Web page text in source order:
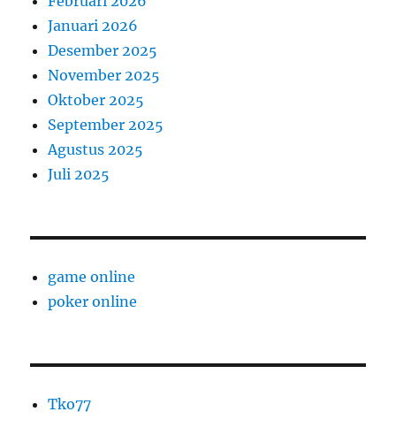
Januari 2026
Desember 2025
November 2025
Oktober 2025
September 2025
Agustus 2025
Juli 2025
game online
poker online
Tko77